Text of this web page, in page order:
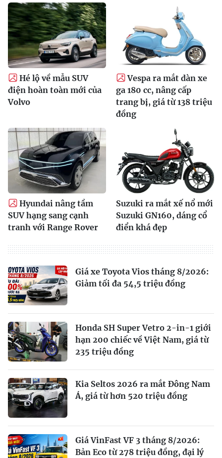
Hé lộ về mẫu SUV
điện hoàn toàn mới của
Volvo
Vespa ra mắt dàn xe
ga 180 cc, nâng cấp
trang bị, giá từ 138 triệu
đồng
Hyundai nâng tầm
SUV hạng sang cạnh
tranh với Range Rover
Suzuki ra mắt xế nổ mới
Suzuki GN160, dáng cổ
điển khá đẹp
Giá xe Toyota Vios tháng 8/2026:
Giảm tối đa 54,5 triệu đồng
Honda SH Super Vetro 2-in-1 giới
hạn 200 chiếc về Việt Nam, giá từ
235 triệu đồng
Kia Seltos 2026 ra mắt Đông Nam
Á, giá từ hơn 520 triệu đồng
Giá VinFast VF 3 tháng 8/2026:
Bản Eco từ 278 triệu đồng, đại lý